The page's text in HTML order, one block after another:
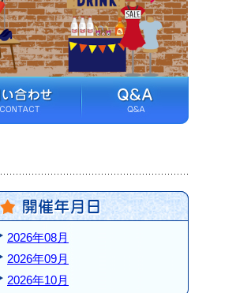
2026年08月
2026年09月
2026年10月